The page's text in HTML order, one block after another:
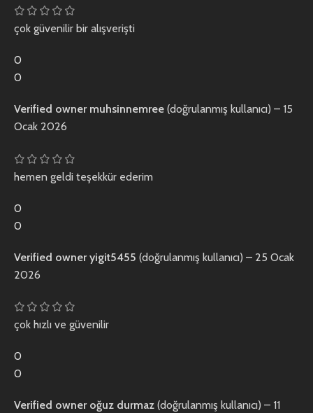
çok güvenilir bir alışverişti
0
0
Verified owner muhsinnemree (doğrulanmış kullanıcı) – 15
Ocak 2026
hemen geldi teşekkür ederim
0
0
Verified owneryigit5455 (doğrulanmış kullanıcı) – 25 Ocak
2026
çok hızlı ve güvenilir
0
0
Verified owner oğuz durmaz (doğrulanmış kullanıcı) – 11